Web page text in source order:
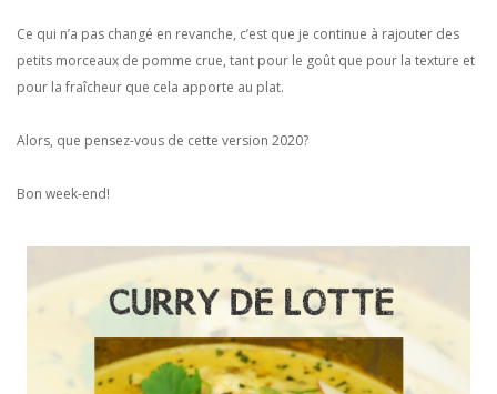
Ce qui n’a pas changé en revanche, c’est que je continue à rajouter des
petits morceaux de pomme crue, tant pour le goût que pour la texture et
pour la fraîcheur que cela apporte au plat.
Alors, que pensez-vous de cette version 2020?
Bon week-end!